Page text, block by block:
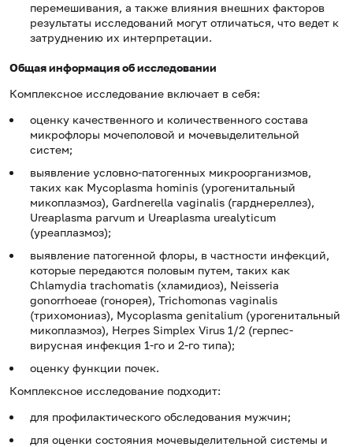
перемешивания, а также влияния внешних факторов
результаты исследований могут отличаться, что ведет к
затруднению их интерпретации.
Общая информация об исследовании
Комплексное исследование включает в себя:
оценку качественного и количественного состава
микрофлоры мочеполовой и мочевыделительной
систем;
выявление условно-патогенных микроорганизмов,
таких как Mycoplasma hominis (урогенитальный
микоплазмоз), Gardnerella vaginalis (гарднереллез),
Ureaplasma parvum и Ureaplasma urealyticum
(уреаплазмоз);
выявление патогенной флоры, в частности инфекций,
которые передаются половым путем, таких как
Chlamydia trachomatis (хламидиоз), Neisseria
gonorrhoeae (гонорея), Trichomonas vaginalis
(трихомониаз), Mycoplasma genitalium (урогенитальный
микоплазмоз), Herpes Simplex Virus 1/2 (герпес-
вирусная инфекция 1-го и 2-го типа);
оценку функции почек.
Комплексное исследование подходит:
для профилактического обследования мужчин;
для оценки состояния мочевыделительной системы и